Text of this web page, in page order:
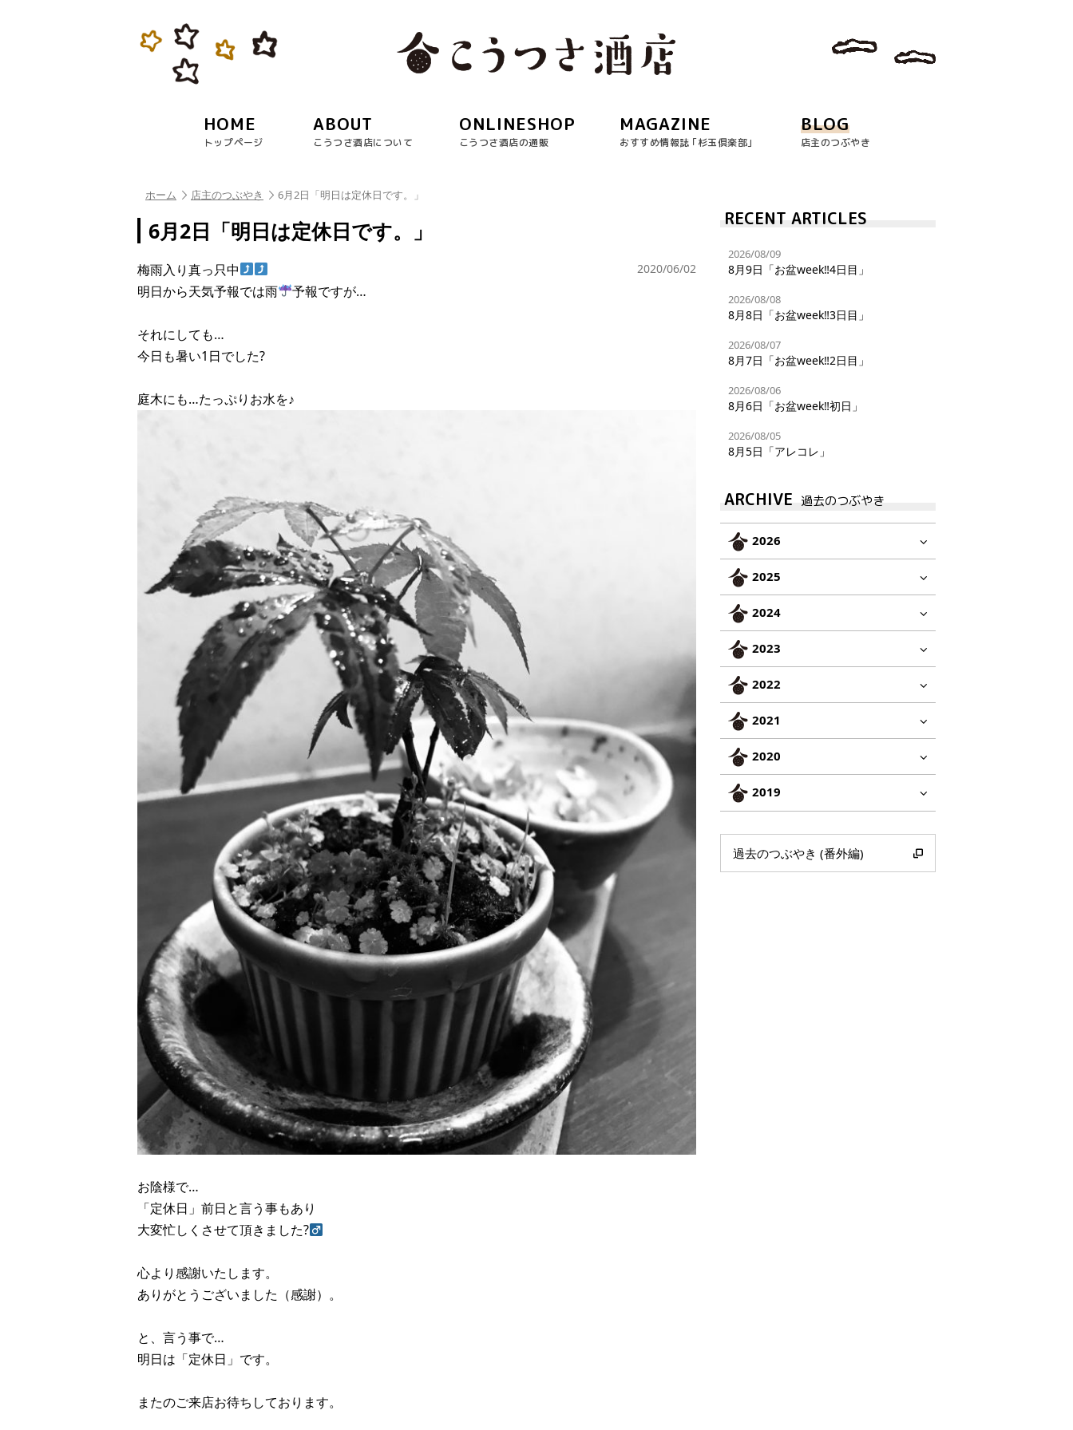
HOME
トップページ
ABOUT
こうつさ酒店について
ONLINESHOP
こうつさ酒店の通販
MAGAZINE
おすすめ情報誌 ｢杉玉倶楽部｣
BLOG
店主のつぶやき
ホーム 店主のつぶやき 6月2日「明日は定休日です。」
6月2日「明日は定休日です。」
2020/06/02
梅雨入り真っ只中
明日から天気予報では雨
予報ですが…
それにしても…
今日も暑い1日でした?
庭木にも…たっぷりお水を♪
お陰様で…
「定休日」前日と言う事もあり
大変忙しくさせて頂きました?‍
心より感謝いたします。
ありがとうございました（感謝）。
と、言う事で…
明日は「定休日」です。
またのご来店お待ちしております。
RECENT ARTICLES
2026/08/09
8月9日「お盆week‼︎4日目」
2026/08/08
8月8日「お盆week‼︎3日目」
2026/08/07
8月7日「お盆week‼︎2日目」
2026/08/06
8月6日「お盆week‼︎初日」
2026/08/05
8月5日「アレコレ」
ARCHIVE 過去のつぶやき
2026
2025
2024
2023
2022
2021
2020
2019
過去のつぶやき (番外編)